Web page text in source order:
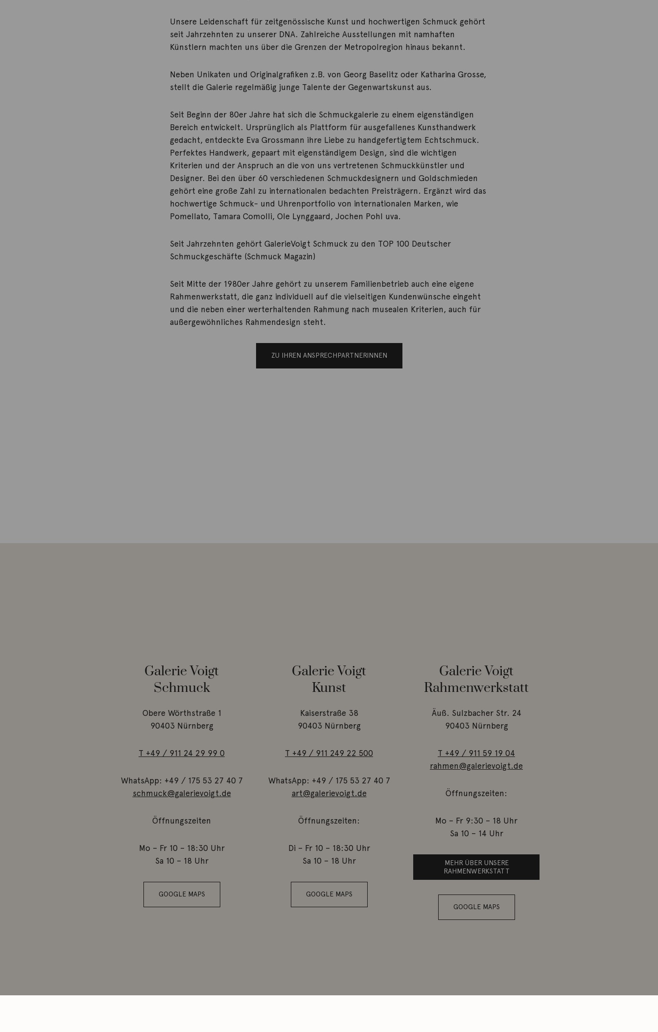
Unsere Leidenschaft für zeitgenössische Kunst und hochwertigen Schmuck gehört
seit Jahrzehnten zu unserer DNA. Zahlreiche Ausstellungen mit namhaften
Künstlern machten uns über die Grenzen der Metropolregion hinaus bekannt.
Neben Unikaten und Originalgrafiken z.B. von Georg Baselitz oder Katharina Grosse,
stellt die Galerie regelmäßig junge Talente der Gegenwartskunst aus.
Seit Beginn der 80er Jahre hat sich die Schmuckgalerie zu einem eigenständigen
Bereich entwickelt. Ursprünglich als Plattform für ausgefallenes Kunsthandwerk
gedacht, entdeckte Eva Grossmann ihre Liebe zu handgefertigtem Echtschmuck.
Perfektes Handwerk, gepaart mit eigenständigem Design, sind die wichtigen
Kriterien und der Anspruch an die von uns vertretenen Schmuckkünstler und
Designer. Bei den über 60 verschiedenen Schmuckdesignern und Goldschmieden
gehört eine große Zahl zu internationalen bedachten Preisträgern. Ergänzt wird das
hochwertige Schmuck- und Uhrenportfolio von internationalen Marken, wie
Pomellato, Tamara Comolli, Ole Lynggaard, Jochen Pohl uva.
Seit Jahrzehnten gehört GalerieVoigt Schmuck zu den TOP 100 Deutscher
Schmuckgeschäfte (Schmuck Magazin)
Seit Mitte der 1980er Jahre gehört zu unserem Familienbetrieb auch eine eigene
Rahmenwerkstatt, die ganz individuell auf die vielseitigen Kundenwünsche eingeht
und die neben einer werterhaltenden Rahmung nach musealen Kriterien, auch für
außergewöhnliches Rahmendesign steht.
ZU IHREN ANSPRECHPARTNERINNEN
Galerie Voigt
Schmuck
Obere Wörthstraße 1
90403 Nürnberg
T +49 / 911 24 29 99 0
WhatsApp: +49 / 175 53 27 40 7
schmuck@galerievoigt.de
Öffnungszeiten
Mo – Fr 10 – 18:30 Uhr
Sa 10 – 18 Uhr
GOOGLE MAPS
Galerie Voigt
Kunst
Kaiserstraße 38
90403 Nürnberg
T +49 / 911 249 22 500
WhatsApp: +49 / 175 53 27 40 7
art@galerievoigt.de
Öffnungszeiten:
Di – Fr 10 – 18:30 Uhr
Sa 10 – 18 Uhr
GOOGLE MAPS
Galerie Voigt
Rahmenwerkstatt
Äuß. Sulzbacher Str. 24
90403 Nürnberg
T +49 / 911 59 19 04
rahmen@galerievoigt.de
Öffnungszeiten:
Mo – Fr 9:30 – 18 Uhr
Sa 10 – 14 Uhr
MEHR ÜBER UNSERE
RAHMENWERKSTATT
GOOGLE MAPS